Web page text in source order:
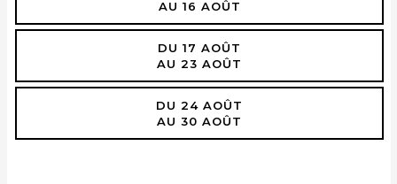
AU 16 AOÛT
DU 17 AOÛT
AU 23 AOÛT
DU 24 AOÛT
AU 30 AOÛT